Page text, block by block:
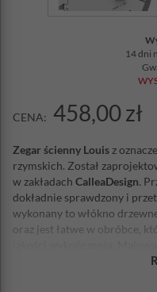
14 dni
CENA: 458,00 zł
Zegar ścienny Louis z
rzymskich. Został
w zakładach CalleaDesign.
dokładnie sprawdzony i
wykonany to włókno
oraz jest łatwe w obróbce,
satynową powierzchnią.